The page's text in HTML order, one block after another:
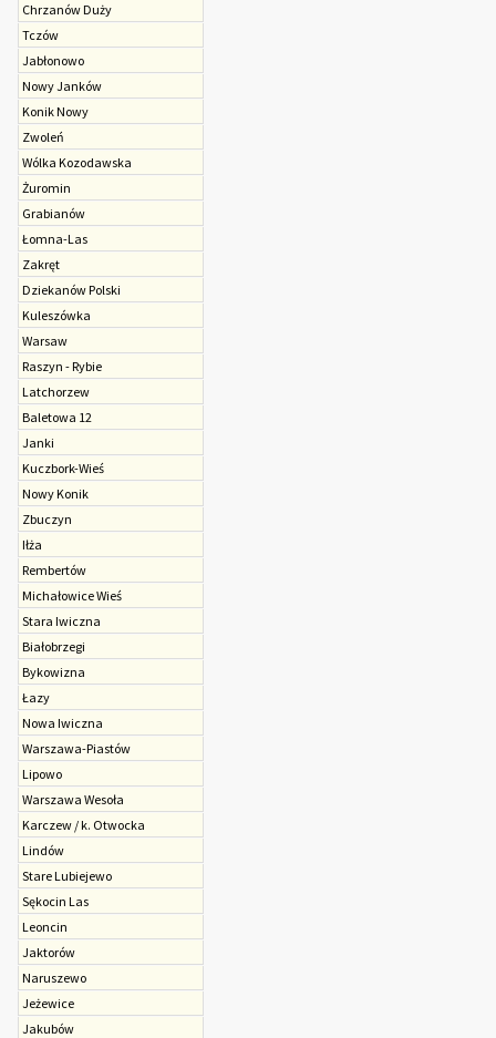
Chrzanów Duży
Tczów
Jabłonowo
Nowy Janków
Konik Nowy
Zwoleń
Wólka Kozodawska
Żuromin
Grabianów
Łomna-Las
Zakręt
Dziekanów Polski
Kuleszówka
Warsaw
Raszyn - Rybie
Latchorzew
Baletowa 12
Janki
Kuczbork-Wieś
Nowy Konik
Zbuczyn
Iłża
Rembertów
Michałowice Wieś
Stara Iwiczna
Białobrzegi
Bykowizna
Łazy
Nowa Iwiczna
Warszawa-Piastów
Lipowo
Warszawa Wesoła
Karczew / k. Otwocka
Lindów
Stare Lubiejewo
Sękocin Las
Leoncin
Jaktorów
Naruszewo
Jeżewice
Jakubów